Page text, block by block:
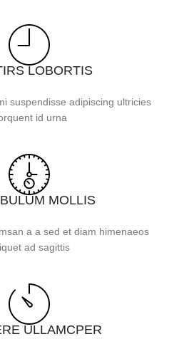
LOBORTIS
suspendisse adipiscing ultricies
id urna.
MOLLIS
a a sed et diam himenaeos
ad sagittis.
ULLAMCPER